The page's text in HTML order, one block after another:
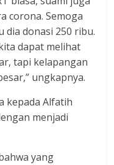
corona. Semoga
dia donasi 250 ribu.
dapat melihat
tapi kelapangan
ungkapnya.
kepada Alfatih
menjadi
yang